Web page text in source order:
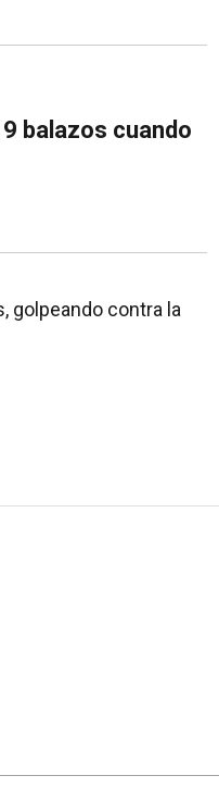
balazos cuando
golpeando contra la